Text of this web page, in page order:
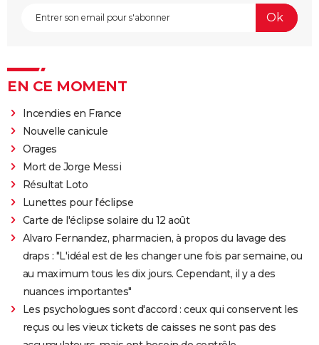
EN CE MOMENT
Incendies en France
Nouvelle canicule
Orages
Mort de Jorge Messi
Résultat Loto
Lunettes pour l'éclipse
Carte de l'éclipse solaire du 12 août
Alvaro Fernandez, pharmacien, à propos du lavage des
draps : "L'idéal est de les changer une fois par semaine, ou
au maximum tous les dix jours. Cependant, il y a des
nuances importantes"
Les psychologues sont d'accord : ceux qui conservent les
reçus ou les vieux tickets de caisses ne sont pas des